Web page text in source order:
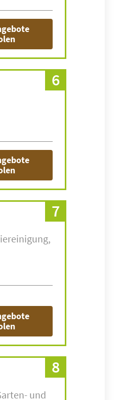
6
7
8
und